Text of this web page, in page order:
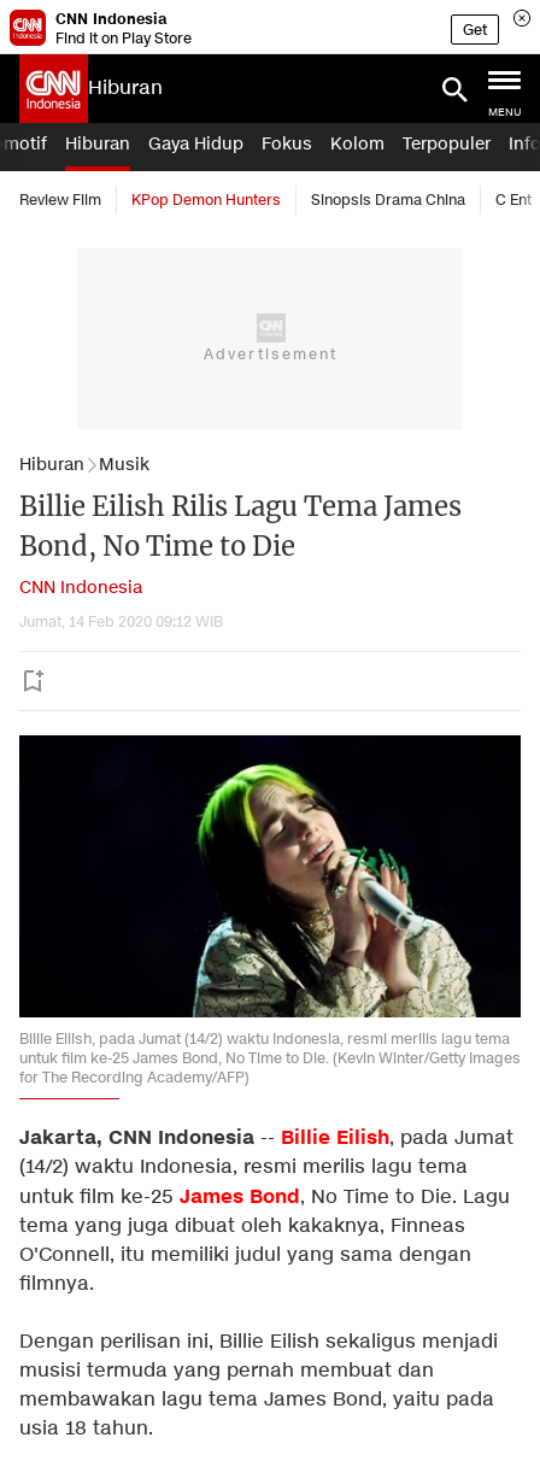
CNN Indonesia
Find it on Play Store
Get
Hiburan
MENU
Hiburan Gaya Hidup Fokus Kolom Terpopuler
Review Film KPop Demon Hunters Sinopsis Drama China C Ent
Hiburan Musik
Billie Eilish Rilis Lagu Tema James
Bond, No Time to Die
CNN Indonesia
Jumat, 14 Feb 2020 09:12 WIB
Billie Eilish, pada Jumat (14/2) waktu Indonesia, resmi merilis lagu tema
untuk film ke-25 James Bond, No Time to Die. (Kevin Winter/Getty Images
for The Recording Academy/AFP)
Jakarta, CNN Indonesia -- Billie Eilish, pada Jumat
(14/2) waktu Indonesia, resmi merilis lagu tema
untuk film ke-25 James Bond, No Time to Die. Lagu
tema yang juga dibuat oleh kakaknya, Finneas
O'Connell, itu memiliki judul yang sama dengan
filmnya.
Dengan perilisan ini, Billie Eilish sekaligus menjadi
musisi termuda yang pernah membuat dan
membawakan lagu tema James Bond, yaitu pada
usia 18 tahun.